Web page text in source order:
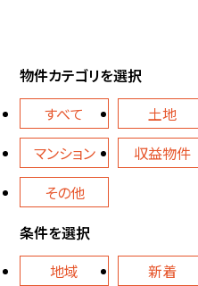
物件カテゴリを選択
すべて
土地
マンション
収益物件
その他
条件を選択
地域
新着